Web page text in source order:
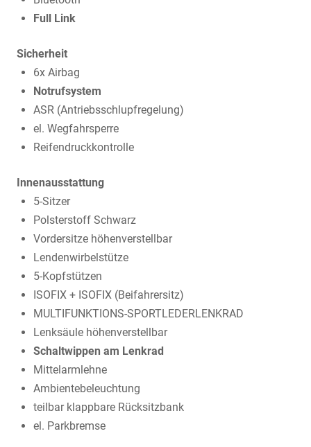
Full Link
Sicherheit
6x Airbag
Notrufsystem
ASR (Antriebsschlupfregelung)
el. Wegfahrsperre
Reifendruckkontrolle
Innenausstattung
5-Sitzer
Polsterstoff Schwarz
Vordersitze höhenverstellbar
Lendenwirbelstütze
5-Kopfstützen
ISOFIX + ISOFIX (Beifahrersitz)
MULTIFUNKTIONS-SPORTLEDERLENKRAD
Lenksäule höhenverstellbar
Schaltwippen am Lenkrad
Mittelarmlehne
Ambientebeleuchtung
teilbar klappbare Rücksitzbank
el. Parkbremse